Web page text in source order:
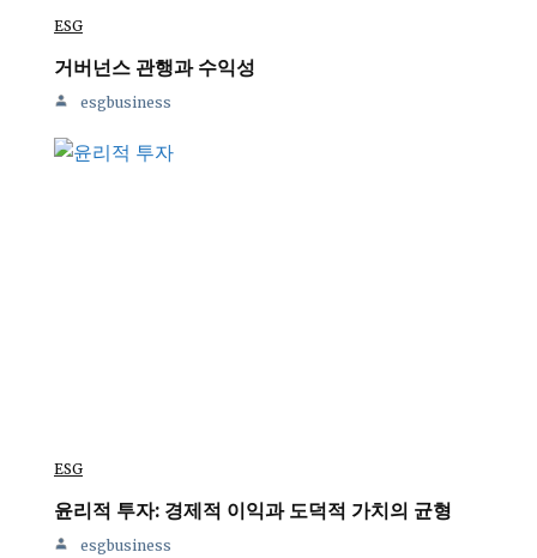
ESG
거버넌스 관행과 수익성
esgbusiness
ESG
윤리적 투자: 경제적 이익과 도덕적 가치의 균형
esgbusiness